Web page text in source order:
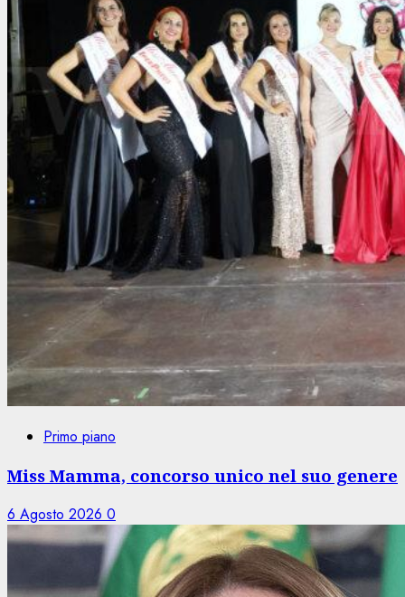
Primo piano
Miss Mamma, concorso unico nel suo genere
6 Agosto 2026 0